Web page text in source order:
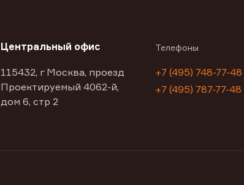
Центральный офис
115432, г Москва, проезд
Проектируемый 4062-й,
дом 6, стр 2
Телефоны
+7 (495) 748-77-48
+7 (495) 787-77-48